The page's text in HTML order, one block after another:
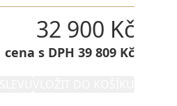
32 900 Kč
cena s DPH 39 809 Kč